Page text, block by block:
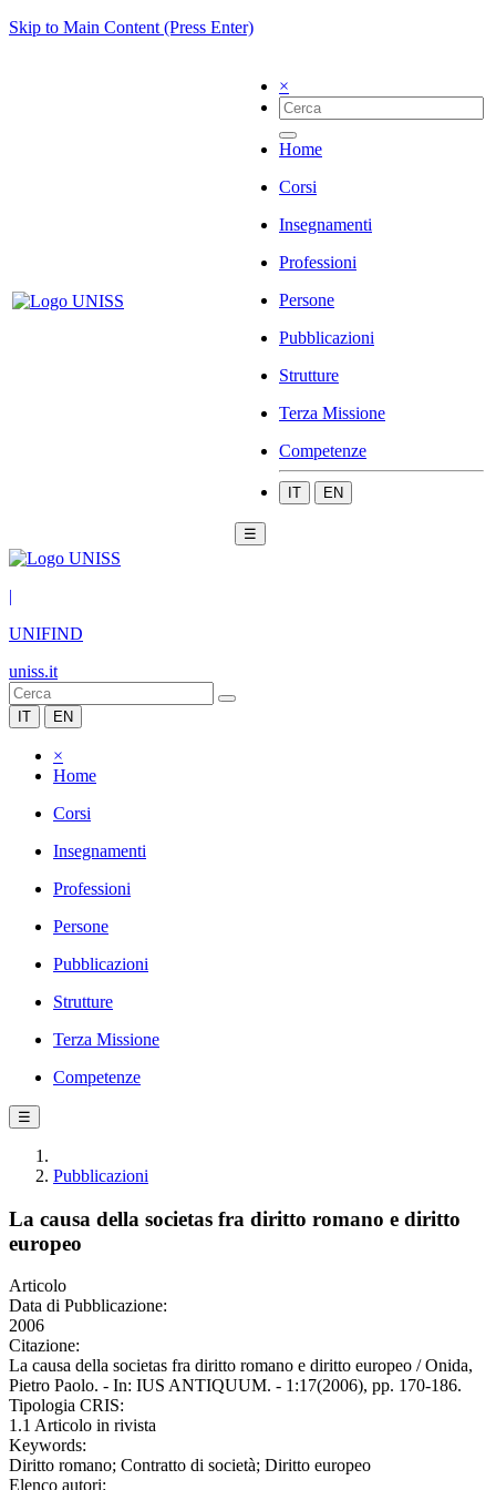
Skip to Main Content (Press Enter)
×
Home
Corsi
Insegnamenti
Professioni
Persone
Pubblicazioni
Strutture
Terza Missione
Competenze
IT EN
☰
|
UNIFIND
uniss.it
IT EN
×
Home
Corsi
Insegnamenti
Professioni
Persone
Pubblicazioni
Strutture
Terza Missione
Competenze
☰
Pubblicazioni
La causa della societas fra diritto romano e diritto
europeo
Articolo
Data di Pubblicazione:
2006
Citazione:
La causa della societas fra diritto romano e diritto europeo / Onida,
Pietro Paolo. - In: IUS ANTIQUUM. - 1:17(2006), pp. 170-186.
Tipologia CRIS:
1.1 Articolo in rivista
Keywords:
Diritto romano; Contratto di società; Diritto europeo
Elenco autori: